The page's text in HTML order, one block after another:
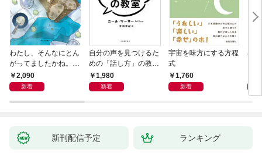
わたし、そんなにとん
がってましたかね。
獅子座、Ａ型、丙午は
めぐる
2,090
新着
自分の声を見つけるた
めの「話し方」の教
室 Ｏｒａｃｙ（オラ
シー）
1,980
新着
宇宙を味方にする方程
式
1,760
新着
基
新刊配信予定 ランキング